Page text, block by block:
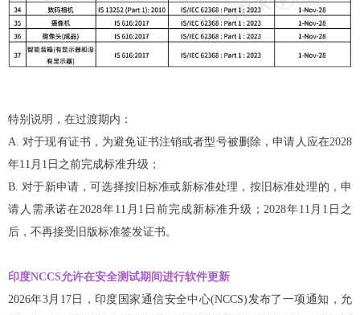
特别说明，在过渡期内：
A. 对于现有证书，为避免证书注销或者型号被删除，申请人应在2028
年11月1日之前完成标准升级；
B. 对于新申请，可选择按旧标准或新标准处理，按旧标准处理的，申
请人需承诺在2028年11月1日前完成新标准升级；2028年11月1日之
后，不再接受旧版标准签发证书。
印度NCCS允许在安全测试期间进行软件更新
2026年3月17日，印度国家通信安全中心(NCCS)发布了一项通知，允